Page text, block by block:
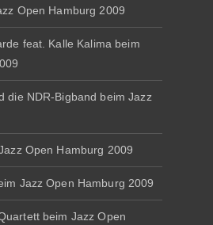
Open Hamburg 2009
feat. Kalle Kalima beim
die NDR-Bigband beim Jazz
Open Hamburg 2009
Jazz Open Hamburg 2009
beim Jazz Open